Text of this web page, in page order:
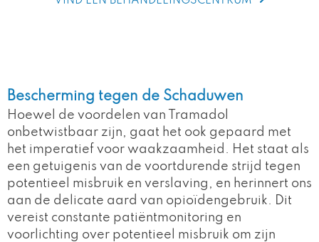
Bescherming tegen de Schaduwen
Hoewel de voordelen van Tramadol
onbetwistbaar zijn, gaat het ook gepaard met
het imperatief voor waakzaamheid. Het staat als
een getuigenis van de voortdurende strijd tegen
potentieel misbruik en verslaving, en herinnert ons
aan de delicate aard van opioïdengebruik. Dit
vereist constante patiëntmonitoring en
voorlichting over potentieel misbruik om zijn